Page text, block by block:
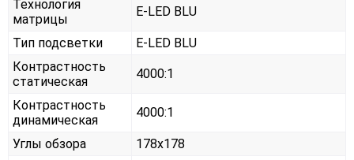
Технология
матрицы
E-LED BLU
Тип подсветки
E-LED BLU
Контрастность
статическая
4000:1
Контрастность
динамическая
4000:1
Углы обзора
178x178